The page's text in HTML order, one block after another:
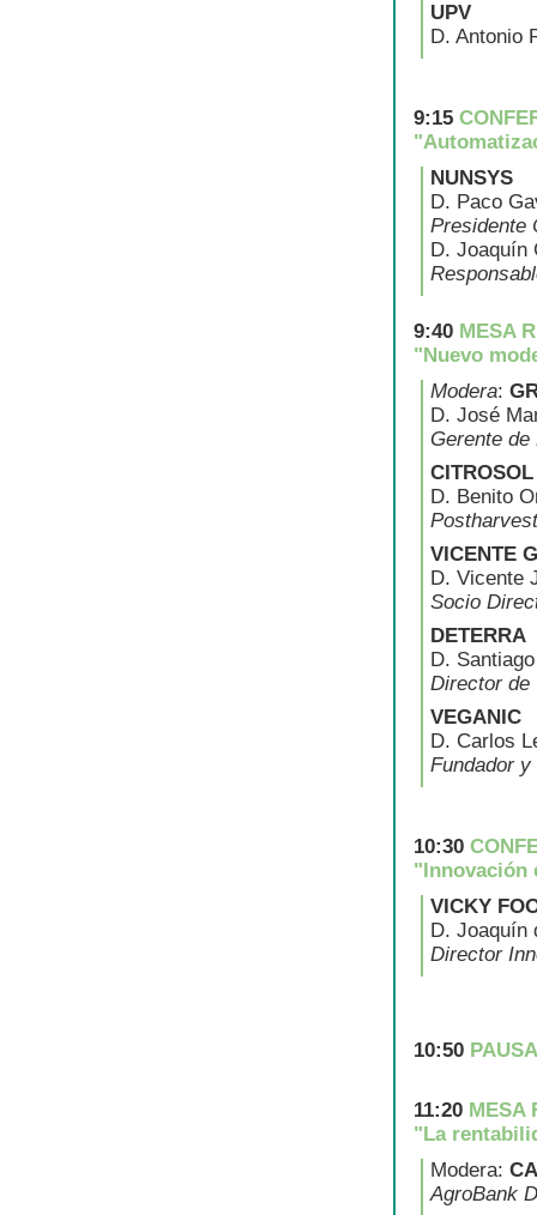
UPV
D. Antonio
9:15
NUNSYS
D. Paco
Presidente
D. Joaquín
9:40 MESA
"Nuevo
Modera:
D. José
Gerente de
CITROSOL
D. Benito
VICENTE
D. Vicente
Socio
DETERRA
D.
Director de
VEGANIC
D. Carlos
Fundador y
10:30
"Innovación
VICKY
D. Joaquín
Director
10:50 PAUSA
11:20 MESA
"La
Modera:
AgroBank